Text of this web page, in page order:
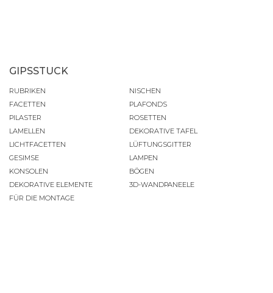
GIPSSTUCK
RUBRIKEN
FACETTEN
PILASTER
LAMELLEN
LICHTFACETTEN
GESIMSE
KONSOLEN
DEKORATIVE ELEMENTE
FÜR DIE MONTAGE
NISCHEN
PLAFONDS
ROSETTEN
DEKORATIVE TAFEL
LÜFTUNGSGITTER
LAMPEN
BÖGEN
3D-WANDPANEELE